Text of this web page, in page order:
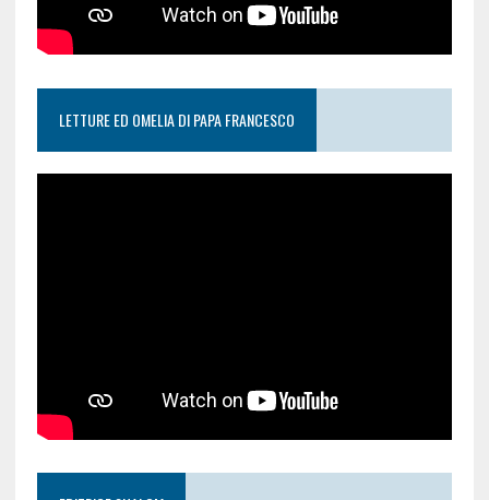
LETTURE ED OMELIA DI PAPA FRANCESCO